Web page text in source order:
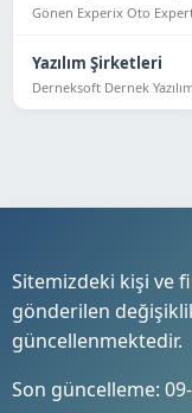
Gönen Experix Oto
Yazılım Şirketleri
Derneksoft Dernek
Sitemizdeki kişi ve
gönderilen
güncellenmektedir.
Son güncelleme: